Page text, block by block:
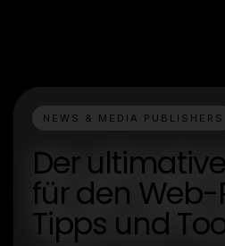
NEWS & MEDIA PUBLISHERS
Der
für den Web-
Tipps und